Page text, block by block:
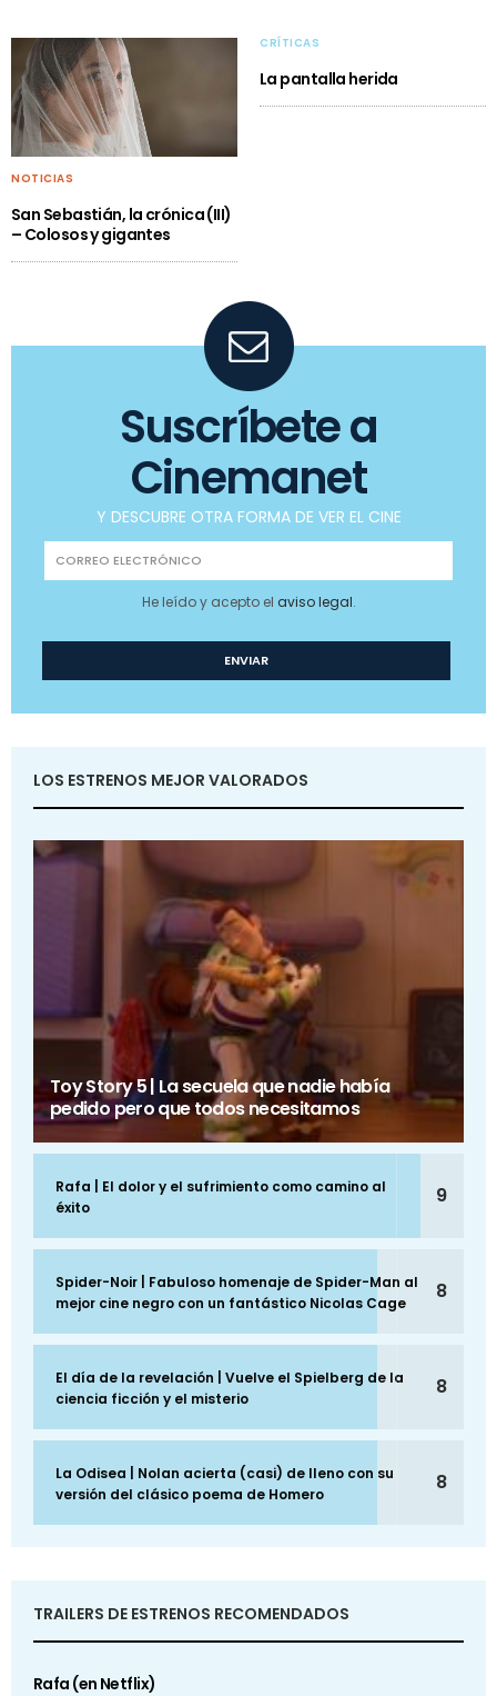
NOTICIAS
San Sebastián, la crónica (III)
– Colosos y gigantes
CRÍTICAS
La pantalla herida
Suscríbete a
Cinemanet
Y DESCUBRE OTRA FORMA DE VER EL CINE
He leído y acepto el aviso legal.
LOS ESTRENOS MEJOR VALORADOS
Toy Story 5 | La secuela que nadie había
pedido pero que todos necesitamos
Rafa | El dolor y el sufrimiento como camino al
éxito
9
Spider-Noir | Fabuloso homenaje de Spider-Man al
mejor cine negro con un fantástico Nicolas Cage
8
El día de la revelación | Vuelve el Spielberg de la
ciencia ficción y el misterio
8
La Odisea | Nolan acierta (casi) de lleno con su
versión del clásico poema de Homero
8
TRAILERS DE ESTRENOS RECOMENDADOS
Rafa (en Netflix)